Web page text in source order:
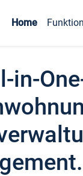
Home
in-